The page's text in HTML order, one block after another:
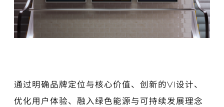
通过明确品牌定位与核心价值、创新的VI设计、
优化用户体验、融入绿色能源与可持续发展理念